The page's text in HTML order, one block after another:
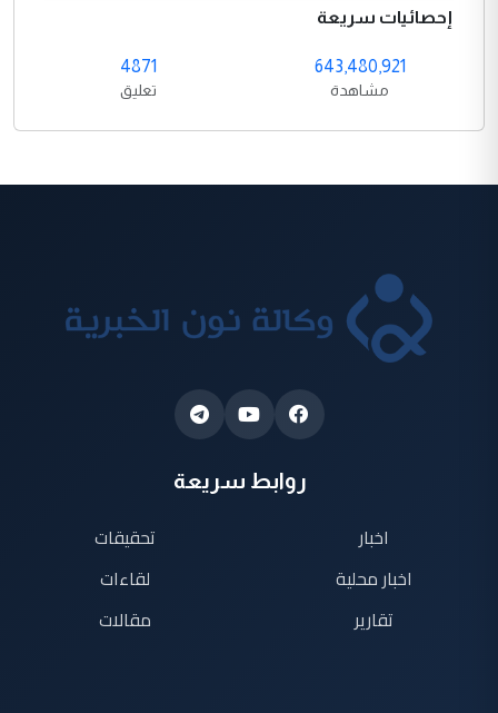
إحصائيات سريعة
643,480,921
مشاهدة
4871
تعليق
روابط سريعة
اخبار
اخبار محلية
تقارير
تحقيقات
لقاءات
مقالات